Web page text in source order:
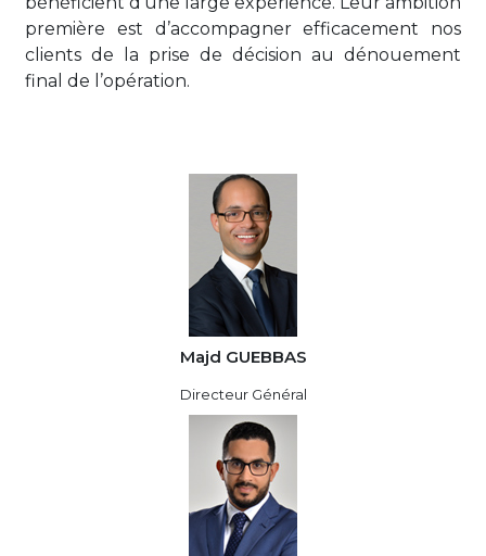
première est d’accompagner efficacement nos
clients de la prise de décision au dénouement
final de l’opération.
Majd GUEBBAS
Directeur Général